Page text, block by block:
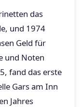
das
und 1974
Geld für
und Noten
fand das erste
Gars am Inn
Jahres